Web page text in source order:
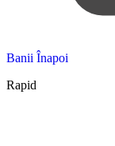
Banii Înapoi
Rapid